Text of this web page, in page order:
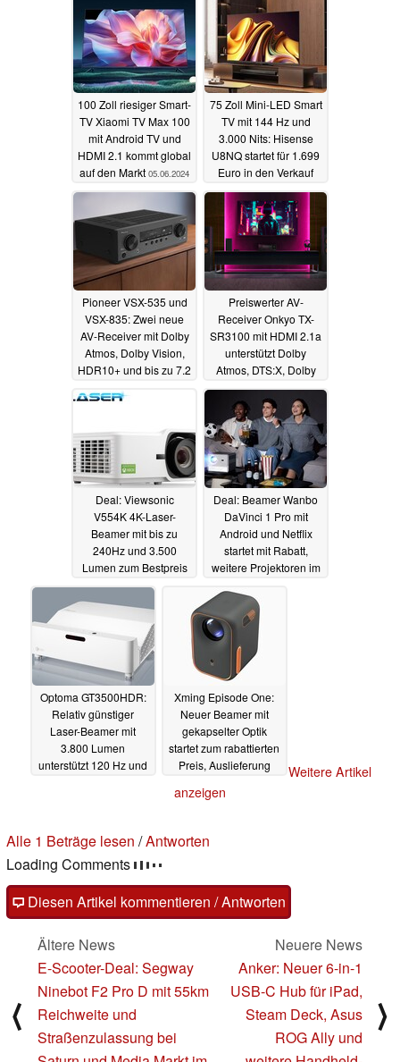
100 Zoll riesiger Smart-
TV Xiaomi TV Max 100
mit Android TV und
HDMI 2.1 kommt global
auf den Markt 05.06.2024
75 Zoll Mini-LED Smart
TV mit 144 Hz und
3.000 Nits: Hisense
U8NQ startet für 1.699
Euro in den Verkauf
05.06.2024
Pioneer VSX-535 und
VSX-835: Zwei neue
AV-Receiver mit Dolby
Atmos, Dolby Vision,
HDR10+ und bis zu 7.2
Preiswerter AV-
Receiver Onkyo TX-
SR3100 mit HDMI 2.1a
unterstützt Dolby
Atmos, DTS:X, Dolby
Vision und HDR10+
26.05.2024
Deal: Viewsonic
V554K 4K-Laser-
Beamer mit bis zu
240Hz und 3.500
Lumen zum Bestpreis
bestellbar22.05.2024
Deal: Beamer Wanbo
DaVinci 1 Pro mit
Android und Netflix
startet mit Rabatt,
weitere Projektoren im
Optoma GT3500HDR:
Relativ günstiger
Laser-Beamer mit
3.800 Lumen
unterstützt 120 Hz und
Xming Episode One:
Neuer Beamer mit
gekapselter Optik
startet zum rabattierten
Preis, Auslieferung
Wochen
Weitere Artikel
anzeigen
Alle 1 Beträge lesen /Antworten
Loading Comments
Diesen Artikel kommentieren / Antworten
⟨
Ältere News
E-Scooter-Deal: Segway
Ninebot F2 Pro D mit 55km
Reichweite und
Straßenzulassung bei
Neuere News
Anker: Neuer 6-in-1
USB-C Hub für iPad,
Steam Deck, Asus
ROG Ally und
⟩